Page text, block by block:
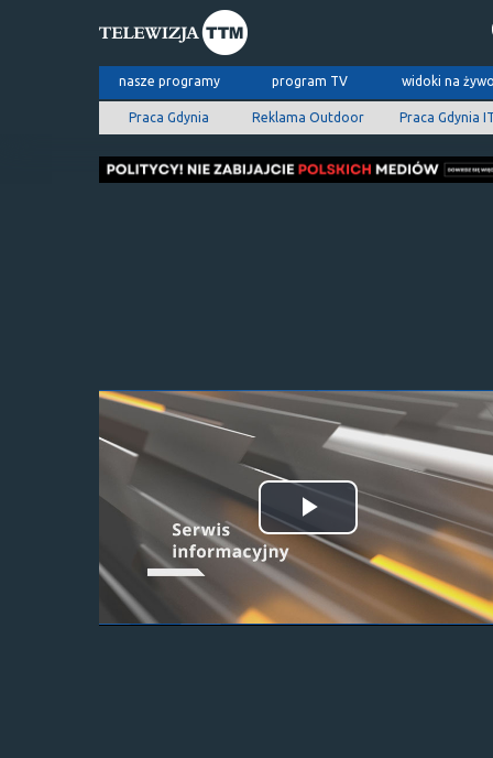
nasze programy program TV widoki na
Praca Gdynia Reklama Outdoor Praca Gdynia
Odtwórz
wideo